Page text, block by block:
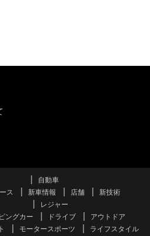
自動車
ス
新車情報 店舗
新技術
レジャー
ングカー
ドライブ
アウトドア
モータースポーツ ライフスタイル